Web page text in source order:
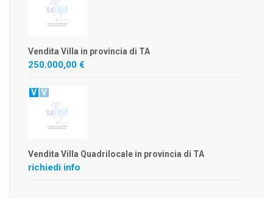
Vendita Villa in provincia di TA
250.000,00 €
V V
Vendita Villa Quadrilocale in provincia di TA
richiedi info